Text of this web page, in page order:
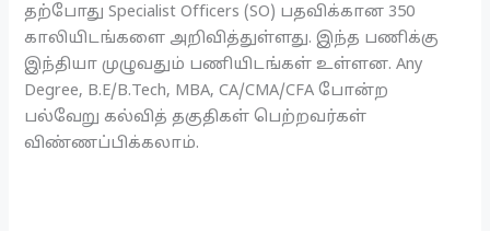
தற்போது Specialist Officers (SO) பதவிக்கான 350
காலியிடங்களை அறிவித்துள்ளது. இந்த பணிக்கு
இந்தியா முழுவதும் பணியிடங்கள் உள்ளன. Any
Degree, B.E/B.Tech, MBA, CA/CMA/CFA போன்ற
பல்வேறு கல்வித் தகுதிகள் பெற்றவர்கள்
விண்ணப்பிக்கலாம்.